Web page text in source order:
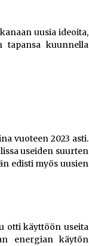
uusia ideoita,
tapansa kuunnella
vuoteen 2023 asti.
useiden suurten
edisti myös uusien
otti käyttöön useita
energian käytön